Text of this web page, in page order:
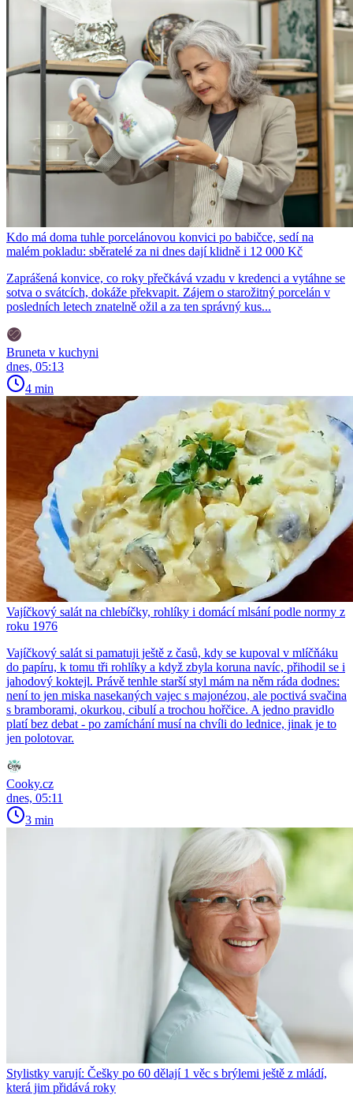
Kdo má doma tuhle porcelánovou konvici po babičce, sedí na
malém pokladu: sběratelé za ni dnes dají klidně i 12 000 Kč
Zaprášená konvice, co roky přečkává vzadu v kredenci a vytáhne se
sotva o svátcích, dokáže překvapit. Zájem o starožitný porcelán v
posledních letech znatelně ožil a za ten správný kus...
Bruneta v kuchyni
dnes, 05:13
4 min
Vajíčkový salát na chlebíčky, rohlíky i domácí mlsání podle normy z
roku 1976
Vajíčkový salát si pamatuji ještě z časů, kdy se kupoval v mlíčňáku
do papíru, k tomu tři rohlíky a když zbyla koruna navíc, přihodil se i
jahodový koktejl. Právě tenhle starší styl mám na něm ráda dodnes:
není to jen miska nasekaných vajec s majonézou, ale poctivá svačina
s bramborami, okurkou, cibulí a trochou hořčice. A jedno pravidlo
platí bez debat - po zamíchání musí na chvíli do lednice, jinak je to
jen polotovar.
Cooky.cz
dnes, 05:11
3 min
Stylistky varují: Češky po 60 dělají 1 věc s brýlemi ještě z mládí,
která jim přidává roky